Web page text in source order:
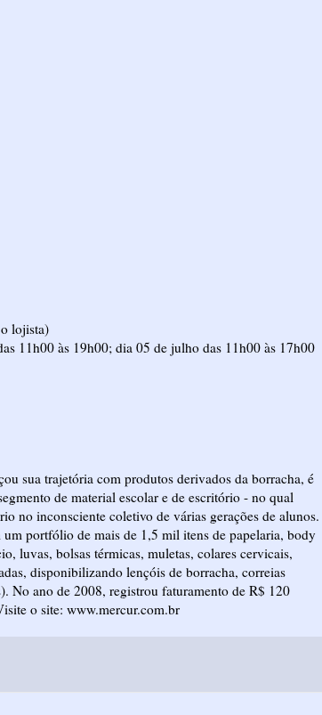
lojista)
11h00 às 19h00; dia 05 de julho das 11h00 às 17h00
sua trajetória com produtos derivados da borracha, é
de material escolar e de escritório - no qual
no inconsciente coletivo de várias gerações de alunos.
portfólio de mais de 1,5 mil itens de papelaria, body
luvas, bolsas térmicas, muletas, colares cervicais,
disponibilizando lençóis de borracha, correias
No ano de 2008, registrou faturamento de R$ 120
o site: www.mercur.com.br